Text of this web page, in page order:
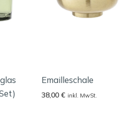
Emailleschale
38,00€ inkl. MwSt.